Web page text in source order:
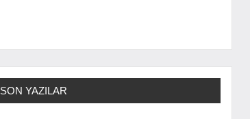
SON YAZILAR